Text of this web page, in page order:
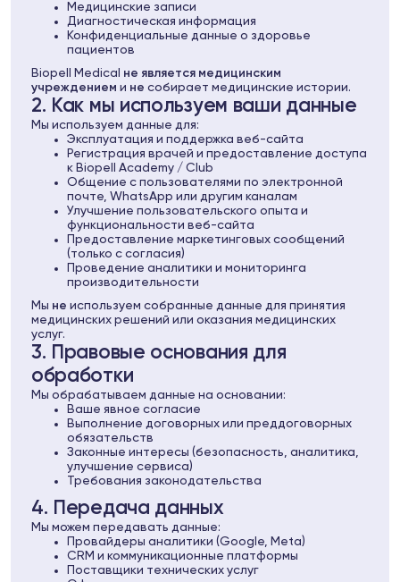
Медицинские записи
Диагностическая информация
Конфиденциальные данные о здоровье
пациентов
Biopell Medical не является медицинским
учреждением и не собирает медицинские истории.
2. Как мы используем ваши данные
Мы используем данные для:
Эксплуатация и поддержка веб-сайта
Регистрация врачей и предоставление доступа
к Biopell Academy / Club
Общение с пользователями по электронной
почте, WhatsApp или другим каналам
Улучшение пользовательского опыта и
функциональности веб-сайта
Предоставление маркетинговых сообщений
(только с согласия)
Проведение аналитики и мониторинга
производительности
Мы не используем собранные данные для принятия
медицинских решений или оказания медицинских
услуг.
3. Правовые основания для
обработки
Мы обрабатываем данные на основании:
Ваше явное согласие
Выполнение договорных или преддоговорных
обязательств
Законные интересы (безопасность, аналитика,
улучшение сервиса)
Требования законодательства
4. Передача данных
Мы можем передавать данные:
Провайдеры аналитики (Google, Meta)
CRM и коммуникационные платформы
Поставщики технических услуг